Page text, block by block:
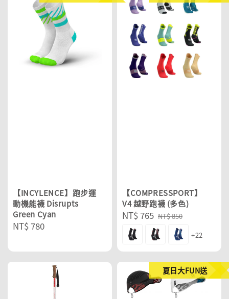
【INCYLENCE】跑步運
動機能襪 Disrupts
Green Cyan
Regular
NT$ 780
【COMPRESSPORT】
V4 越野跑襪 (多色)
Sale
price
NT$ 765 Regular
price
NT$ 850
+22
夏日大FUN送